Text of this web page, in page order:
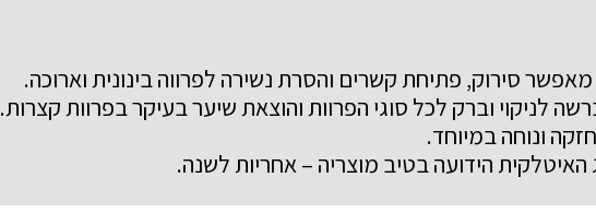
סירוק, פתיחת קשרים והסרת נשירה לפרווה בינונית וארוכה.
לניקוי וברק לכל סוגי הפרוות והוצאת שיער בעיקר בפרוות קצרות.
ונוחה במיוחד.
הידועה בטיב מוצריה – אחריות לשנה.